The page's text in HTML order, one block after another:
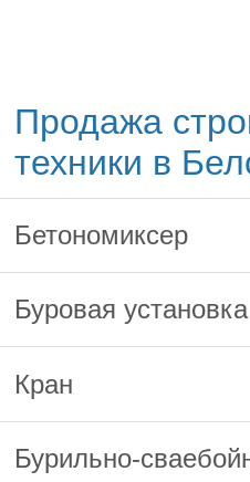
Продажа
техники в
Бетономиксер
Буровая установка
Кран
Бурильно-